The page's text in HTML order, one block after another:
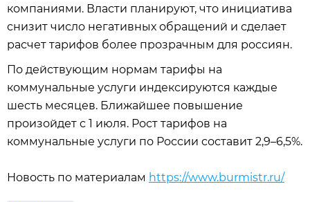
компаниями. Власти планируют, что инициатива
снизит число негативных обращений и сделает
расчет тарифов более прозрачным для россиян.
По действующим нормам тарифы на
коммунальные услуги индексируются каждые
шесть месяцев. Ближайшее повышение
произойдет с 1 июля. Рост тарифов на
коммунальные услуги по России составит 2,9–6,5%.
Новость по материалам https://www.burmistr.ru/